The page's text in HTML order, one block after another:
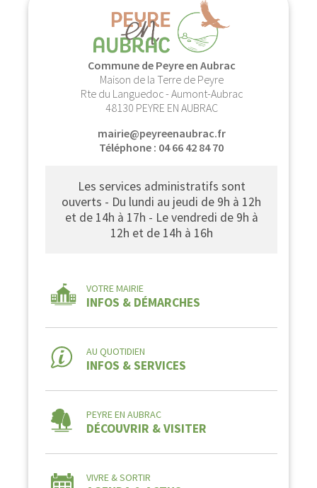
Les services administratifs sont
ouverts - Du lundi au jeudi de 9h à 12h
et de 14h à 17h - Le vendredi de 9h à
12h et de 14h à 16h
Commune de Peyre en Aubrac
Maison de la Terre de Peyre
Rte du Languedoc - Aumont-Aubrac
48130 PEYRE EN AUBRAC
mairie@peyreenaubrac.fr
Téléphone : 04 66 42 84 70
VOTRE MAIRIE
INFOS & DÉMARCHES
AU QUOTIDIEN
INFOS & SERVICES
PEYRE EN AUBRAC
DÉCOUVRIR & VISITER
VIVRE & SORTIR